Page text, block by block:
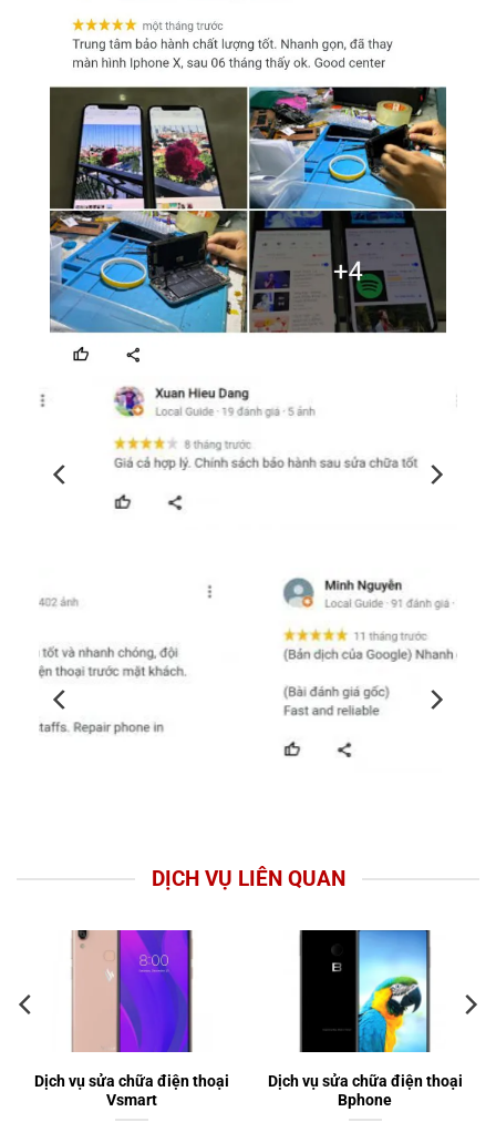
DỊCH VỤ LIÊN QUAN
Dịch vụ sửa chữa điện thoại
Vsmart
Dịch vụ sửa chữa điện thoại
Bphone